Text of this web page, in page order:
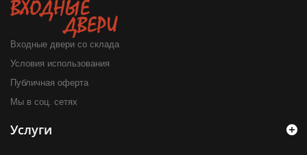
Входные двери со склада
Условия использования
Публичная оферта
Мы в соц. сетях
Услуги